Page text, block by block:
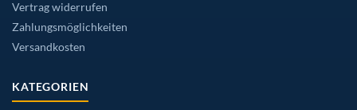
Vertrag widerrufen
Zahlungsmöglichkeiten
Versandkosten
KATEGORIEN